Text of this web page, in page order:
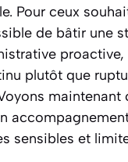
Pour ceux
de bâtir une
proactive,
plutôt que
maintenant
sensibles et